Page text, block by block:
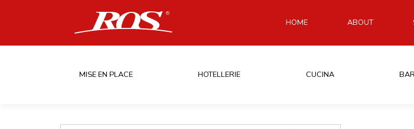
HOME ABOUT
MISE EN PLACE HOTELLERIE CUCINA BAR